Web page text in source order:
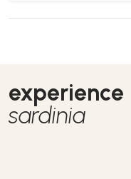
experience
sardinia